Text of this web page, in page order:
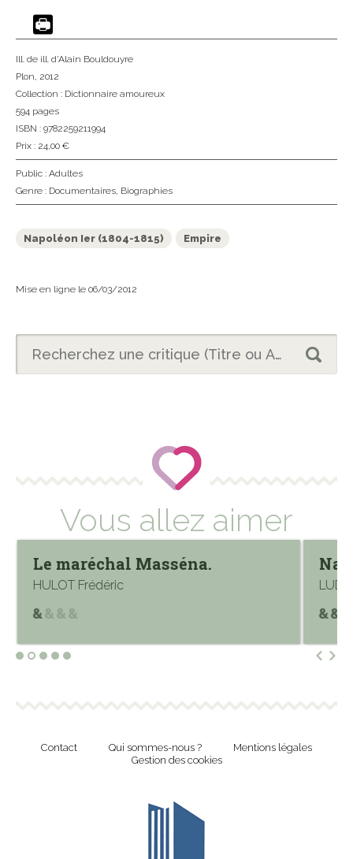
Ill. de ill. d'Alain Bouldouyre
Plon, 2012
Collection : Dictionnaire amoureux
594 pages
ISBN : 9782259211994
Prix : 24,00 €
Public : Adultes
Genre : Documentaires, Biographies
Napoléon Ier (1804-1815) Empire
Mise en ligne le 06/03/2012
Vous allez aimer
Le maréchal Masséna.
HULOT Frédéric
Contact Qui sommes-nous ?
Mentions légales
Gestion des cookies